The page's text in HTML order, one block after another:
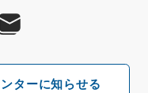
ターに知らせる